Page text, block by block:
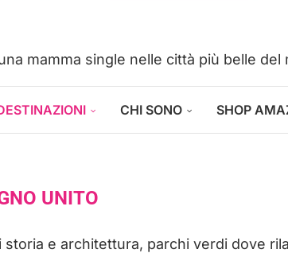
mamma single nelle città più belle del
CHI SONO SHOP
UNITO
e architettura, parchi verdi dove